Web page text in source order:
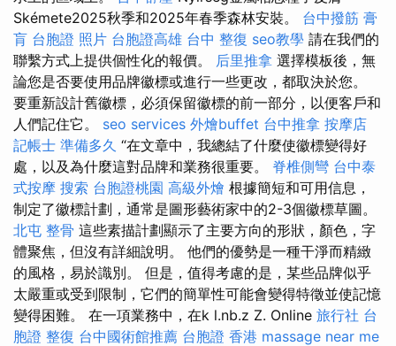
Skémete2025秋季和2025年春季森林安裝。 台中撥筋 膏
肓 台胞證 照片 台胞證高雄 台中 整復 seo教學 請在我們的
聯繫方式上提供個性化的報價。 后里推拿 選擇模板後，無
論您是否要使用品牌徽標或進行一些更改，都取決於您。
要重新設計舊徽標，必須保留徽標的前一部分，以便客戶和
人們記住它。 seo services 外燴buffet 台中推拿 按摩店
記帳士 準備多久 “在文章中，我總結了什麼使徽標變得好
處，以及為什麼這對品牌和業務很重要。 脊椎側彎 台中泰
式按摩 搜索 台胞證桃園 高級外燴 根據簡短和可用信息，
制定了徽標計劃，通常是圖形藝術家中的2-3個徽標草圖。
北屯 整骨 這些素描計劃顯示了主要方向的形狀，顏色，字
體聚焦，但沒有詳細說明。 他們的優勢是一種干淨而精緻
的風格，易於識別。 但是，值得考慮的是，某些品牌似乎
太嚴重或受到限制，它們的簡單性可能會變得特徵並使記憶
變得困難。 在一項業務中，在k l.nb.z Z. Online 旅行社 台
胞證 整復 台中國術館推薦 台胞證 香港 massage near me